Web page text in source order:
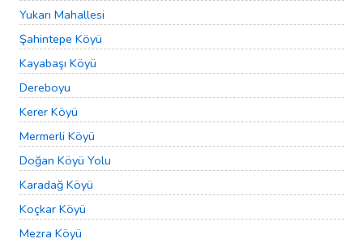
Yukarı Mahallesi
Şahintepe Köyü
Kayabaşı Köyü
Dereboyu
Kerer Köyü
Mermerli Köyü
Doğan Köyü Yolu
Karadağ Köyü
Koçkar Köyü
Mezra Köyü